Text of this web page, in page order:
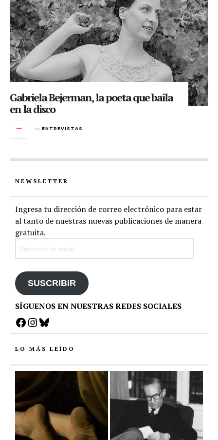
Gabriela Bejerman, la poeta que baila
en la disco
en ENTREVISTAS
NEWSLETTER
Ingresa tu dirección de correo electrónico para estar
al tanto de nuestras nuevas publicaciones de manera
gratuita.
SUSCRIBIR
SÍGUENOS EN NUESTRAS REDES SOCIALES
Facebook
Instagram
Bluesky
LO MÁS LEÍDO